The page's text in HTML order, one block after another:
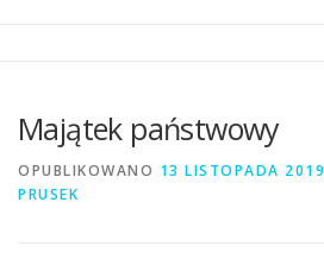
Majątek państwowy
OPUBLIKOWANO 13 LISTOPADA 2019
PRUSEK